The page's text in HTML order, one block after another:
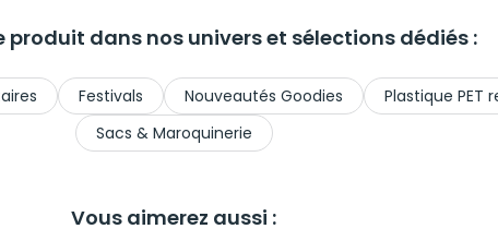
produit dans nos univers et sélections dédiés :
Festivals Nouveautés Goodies Plastique PET
Sacs & Maroquinerie
Vous aimerez aussi :